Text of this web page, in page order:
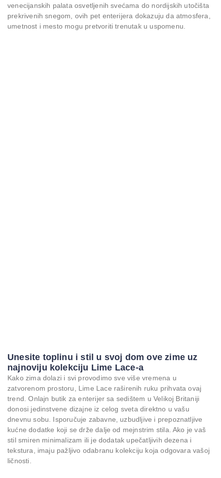
venecijanskih palata osvetljenih svećama do nordijskih utočišta
prekrivenih snegom, ovih pet enterijera dokazuju da atmosfera,
umetnost i mesto mogu pretvoriti trenutak u uspomenu.
Unesite toplinu i stil u svoj dom ove zime uz
najnoviju kolekciju Lime Lace-a
Kako zima dolazi i svi provodimo sve više vremena u
zatvorenom prostoru, Lime Lace raširenih ruku prihvata ovaj
trend. Onlajn butik za enterijer sa sedištem u Velikoj Britaniji
donosi jedinstvene dizajne iz celog sveta direktno u vašu
dnevnu sobu. Isporučuje zabavne, uzbudljive i prepoznatljive
kućne dodatke koji se drže dalje od mejnstrim stila. Ako je vaš
stil smiren minimalizam ili je dodatak upečatljivih dezena i
tekstura, imaju pažljivo odabranu kolekciju koja odgovara vašoj
ličnosti.